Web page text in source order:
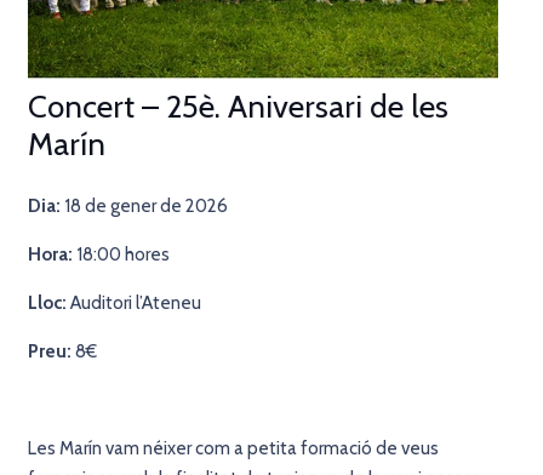
Concert – 25è. Aniversari de les
Marín
Dia: 18 de gener de 2026
Hora: 18:00 hores
Lloc: Auditori l’Ateneu
Preu: 8€
Les Marín vam néixer com a petita formació de veus